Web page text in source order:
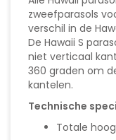
zweefparasols
verschil in de
De Hawaii S
niet verticaal
360 graden om
kantelen.
Technische
Totale